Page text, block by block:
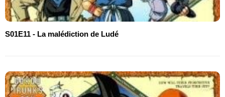
S01E11 - La malédiction de Ludé